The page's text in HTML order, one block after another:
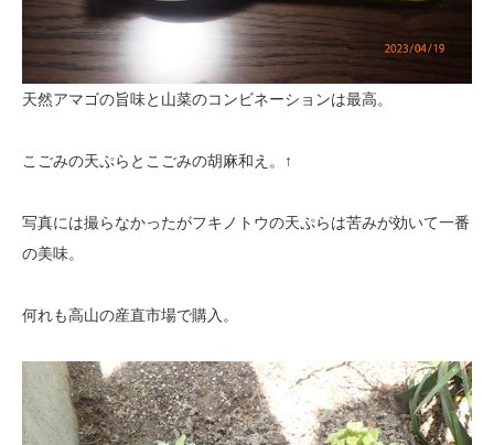
天然アマゴの旨味と山菜のコンビネーションは最高。
こごみの天ぷらとこごみの胡麻和え。↑
写真には撮らなかったがフキノトウの天ぷらは苦みが効いて一番
の美味。
何れも高山の産直市場で購入。